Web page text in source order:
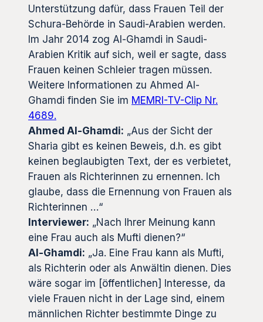
Unterstützung dafür, dass Frauen Teil der
Schura-Behörde in Saudi-Arabien werden.
Im Jahr 2014 zog Al-Ghamdi in Saudi-
Arabien Kritik auf sich, weil er sagte, dass
Frauen keinen Schleier tragen müssen.
Weitere Informationen zu Ahmed Al-
Ghamdi finden Sie im MEMRI-TV-Clip Nr.
4689.
Ahmed Al-Ghamdi: „Aus der Sicht der
Sharia gibt es keinen Beweis, d.h. es gibt
keinen beglaubigten Text, der es verbietet,
Frauen als Richterinnen zu ernennen. Ich
glaube, dass die Ernennung von Frauen als
Richterinnen …“
Interviewer: „Nach Ihrer Meinung kann
eine Frau auch als Mufti dienen?“
Al-Ghamdi: „Ja. Eine Frau kann als Mufti,
als Richterin oder als Anwältin dienen. Dies
wäre sogar im [öffentlichen] Interesse, da
viele Frauen nicht in der Lage sind, einem
männlichen Richter bestimmte Dinge zu